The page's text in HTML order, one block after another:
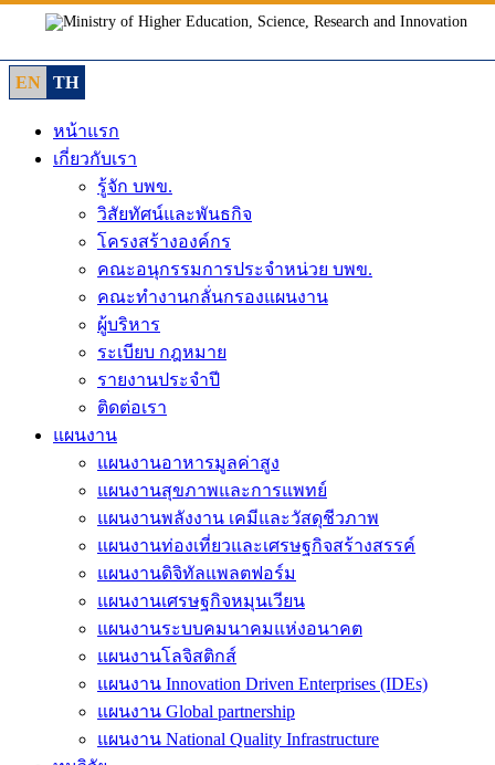
content
EN
TH
หน้าแรก
เกี่ยวกับเรา
รู้จัก บพข.
วิสัยทัศน์และพันธกิจ
โครงสร้างองค์กร
คณะอนุกรรมการประจำหน่วย บพข.
คณะทำงานกลั่นกรองแผนงาน
ผู้บริหาร
ระเบียบ กฎหมาย
รายงานประจำปี
ติดต่อเรา
แผนงาน
แผนงานอาหารมูลค่าสูง
แผนงานสุขภาพและการแพทย์
แผนงานพลังงาน เคมีและวัสดุชีวภาพ
แผนงานท่องเที่ยวและเศรษฐกิจสร้างสรรค์
แผนงานดิจิทัลแพลตฟอร์ม
แผนงานเศรษฐกิจหมุนเวียน
แผนงานระบบคมนาคมแห่งอนาคต
แผนงานโลจิสติกส์
แผนงาน Innovation Driven Enterprises (IDEs)
แผนงาน Global partnership
แผนงาน National Quality Infrastructure